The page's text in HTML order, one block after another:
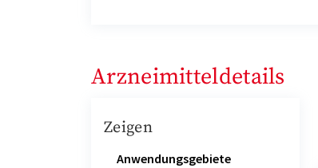
Arzneimitteldetails
Zeigen
Anwendungsgebiete